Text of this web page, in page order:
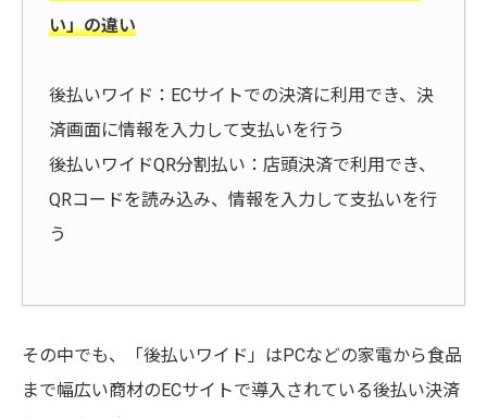
い」の違い
後払いワイド：ECサイトでの決済に利用でき、決
済画面に情報を入力して支払いを行う
後払いワイドQR分割払い：店頭決済で利用でき、
QRコードを読み込み、情報を入力して支払いを行
う
その中でも、「後払いワイド」はPCなどの家電から食品
まで幅広い商材のECサイトで導入されている後払い決済